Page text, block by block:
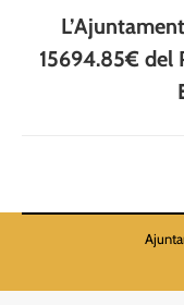
15694.85€ del